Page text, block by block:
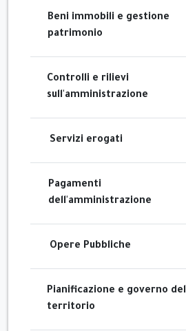
Beni immobili e gestione
patrimonio
Controlli e rilievi
sull'amministrazione
Servizi erogati
Pagamenti
dell'amministrazione
Opere Pubbliche
Pianificazione e governo del
territorio